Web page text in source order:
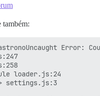
Kanban Board está
gerando erros:
também:
Error:
loader.js:24
settings.js:3